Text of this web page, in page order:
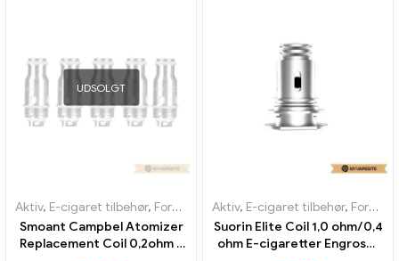
UDSOLGT
Aktiv, E-cigaret tilbehør, Fordamper
Smoant Campbel Atomizer
Replacement Coil 0,2ohm 5
Aktiv, E-cigaret tilbehør, Fordamper
Suorin Elite Coil 1,0 ohm/0,4
ohm E-cigaretter Engros丨